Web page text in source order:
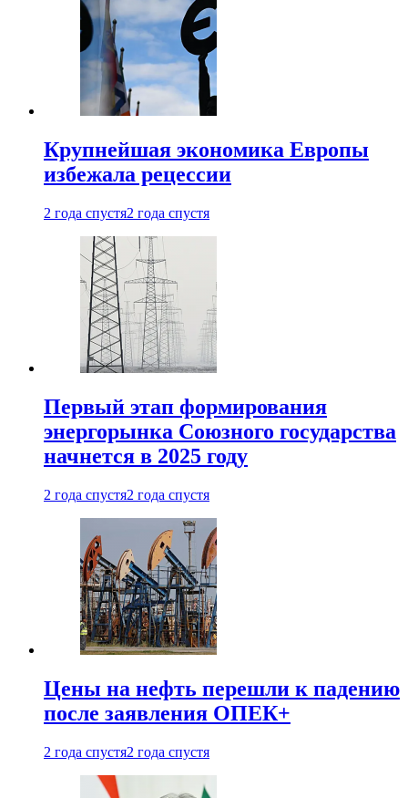
Крупнейшая экономика Европы
избежала рецессии
2 года спустя2 года спустя
Первый этап формирования
энергорынка Союзного государства
начнется в 2025 году
2 года спустя2 года спустя
Цены на нефть перешли к падению
после заявления ОПЕК+
2 года спустя2 года спустя